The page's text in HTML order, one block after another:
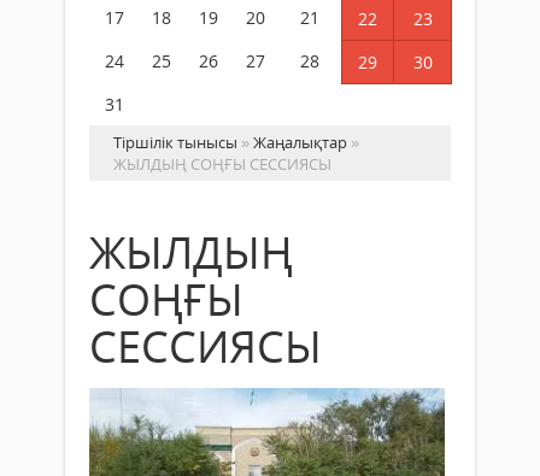
17
18 19 20 21 22
23
24
25 26 27 28 29
30
31
Тіршілік тынысы »Жаңалықтар »
ЖЫЛДЫҢ СОҢҒЫ СЕССИЯСЫ
ЖЫЛДЫҢ
СОҢҒЫ
СЕССИЯСЫ